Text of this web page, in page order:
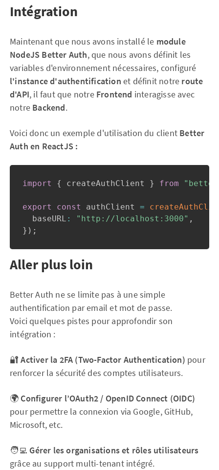
Intégration
Maintenant que nous avons installé le module
NodeJS Better Auth, que nous avons définit les
variables d'environnement nécessaires, configuré
l'instance d'authentification et définit notre route
d'API, il faut que notre Frontend interagisse avec
notre Backend.
Voici donc un exemple d'utilisation du client Better
Auth en ReactJS :
import { createAuthClient } from
export const authClient =
  baseURL
: "http://localhost:3000" ,
} ) ;
Aller plus loin
Better Auth ne se limite pas à une simple
authentification par email et mot de passe.
Voici quelques pistes pour approfondir son
intégration :
🔐Activer la 2FA (Two-Factor Authentication) pour
renforcer la sécurité des comptes utilisateurs.
🌍 Configurer l’OAuth2 / OpenID Connect (OIDC)
pour permettre la connexion via Google, GitHub,
Microsoft, etc.
🧑‍💻 Gérer les organisations et rôles utilisateurs
grâce au support multi-tenant intégré.